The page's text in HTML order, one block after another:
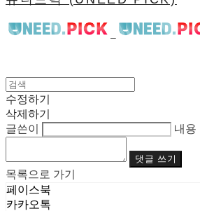
수정하기
삭제하기
글쓴이
내용
댓글 쓰기
목록으로 가기
페이스북
카카오톡